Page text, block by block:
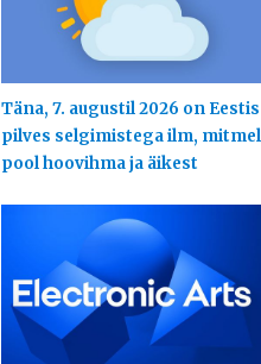
Täna, 7. augustil 2026 on Eestis
pilves selgimistega ilm, mitmel
pool hoovihma ja äikest